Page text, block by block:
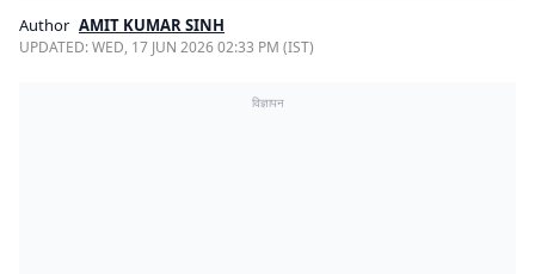
Author AMIT KUMAR SINH
UPDATED:WED, 17 JUN 2026 02:33 PM (IST)
विज्ञापन